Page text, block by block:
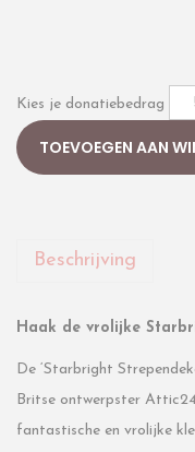
Kies je donatiebedrag
TOEVOEGEN AAN
Beschrijving
Haak de vrolijke
De ‘Starbright
Britse ontwerpster
fantastische en vrolijke